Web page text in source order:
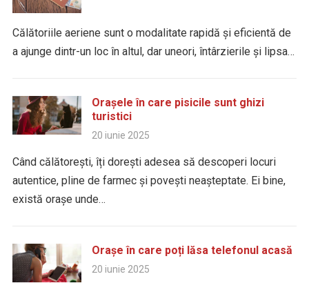
Călătoriile aeriene sunt o modalitate rapidă și eficientă de
a ajunge dintr-un loc în altul, dar uneori, întârzierile și lipsa…
Orașele în care pisicile sunt ghizi
turistici
20 iunie 2025
Când călătorești, îți dorești adesea să descoperi locuri
autentice, pline de farmec și povești neașteptate. Ei bine,
există orașe unde…
Orașe în care poți lăsa telefonul acasă
20 iunie 2025